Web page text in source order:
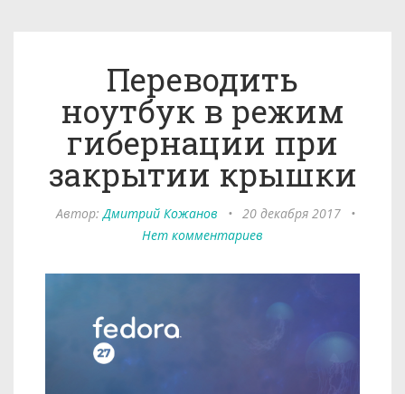
Переводить
ноутбук в режим
гибернации при
закрытии крышки
Автор: Дмитрий Кожанов • 20 декабря 2017
•
Нет комментариев